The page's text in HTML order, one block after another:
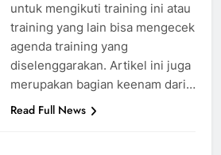
untuk mengikuti training ini atau
training yang lain bisa mengecek
agenda training yang
diselenggarakan. Artikel ini juga
merupakan bagian keenam dari…
Read Full News